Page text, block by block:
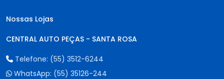
Nossas Lojas
CENTRAL AUTO PEÇAS - SANTA ROSA
Telefone: (55) 3512-6244
WhatsApp: (55) 35126-244